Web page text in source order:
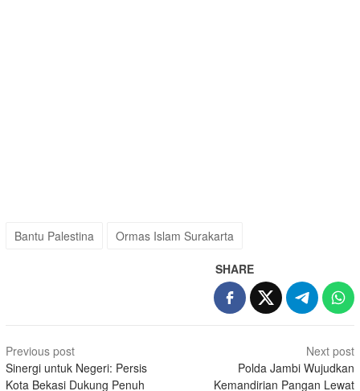
Bantu Palestina Ormas Islam Surakarta
SHARE
Post
navigation
Previous post
Sinergi untuk Negeri: Persis
Kota Bekasi Dukung Penuh
Next post
Polda Jambi Wujudkan
Kemandirian Pangan Lewat